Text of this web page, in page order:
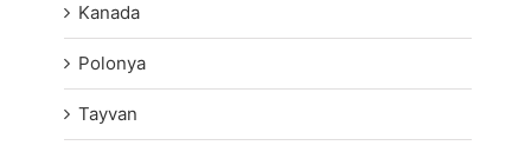
Kanada
Polonya
Tayvan